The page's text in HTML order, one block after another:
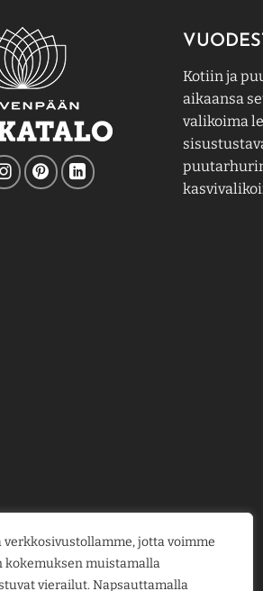
verkkosivustollamme, jotta voimme
kokemuksen muistamalla
vierailut. Napsauttamalla
Kotiin ja
aikaansa
valikoima